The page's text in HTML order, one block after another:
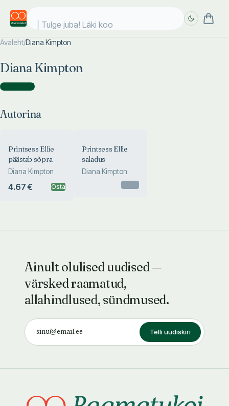
Tulge juba! Läki kool
Avaleht/Diana Kimpton
Diana Kimpton
Autorina )
Autorina
Printsess Ellie
päästab sõpra
Diana Kimpton
4.67 € Osta
Printsess Ellie
saladus
Diana Kimpton
Ainult olulised uudised —
värsked raamatud,
allahindlused, sündmused.
Telli uudiskiri